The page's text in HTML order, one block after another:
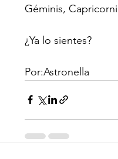
Géminis,
¿Ya lo sientes?
Por:Astronella